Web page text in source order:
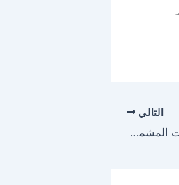
التالي
الضمان الاجتماعي يعلن الفئات المشمولة باستثناء شرط إضافة التابعين في المسكن